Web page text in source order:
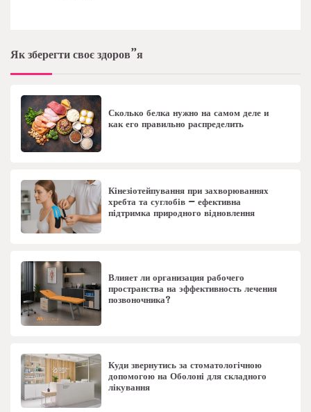
Як зберегти своє здоров”я
Сколько белка нужно на самом деле и
как его правильно распределить
Кінезіотейпування при захворюваннях
хребта та суглобів – ефективна
підтримка природного відновлення
Влияет ли организация рабочего
пространства на эффективность лечения
позвоночника?
Куди звернутись за стоматологічною
допомогою на Оболоні для складного
лікування